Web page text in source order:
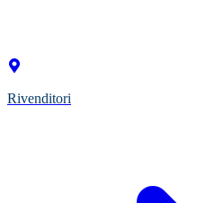
Rivenditori